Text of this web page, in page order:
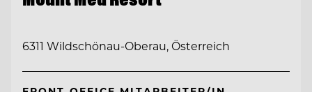
6311 Wildschönau-Oberau, Österreich